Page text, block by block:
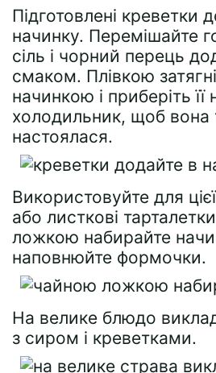
Підготовлені креветки
начинку. Перемішайте
сіль і чорний перець
смаком. Плівкою
начинкою і приберіть її
холодильник, щоб вона
настоялася.
Використовуйте для
або листкові
ложкою набирайте
наповнюйте формочки.
На велике блюдо
з сиром і креветками.